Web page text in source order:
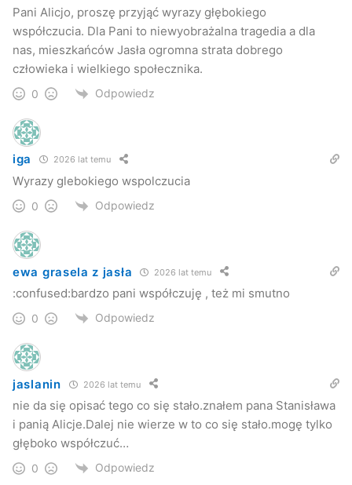
Pani Alicjo, proszę przyjąć wyrazy głębokiego
współczucia. Dla Pani to niewyobrażalna tragedia a dla
nas, mieszkańców Jasła ogromna strata dobrego
człowieka i wielkiego społecznika.
0 Odpowiedz
iga 2026 lat temu
Wyrazy glebokiego wspolczucia
0 Odpowiedz
ewa grasela z jasła 2026 lat temu
:confused:bardzo pani współczuję , też mi smutno
0 Odpowiedz
jaslanin 2026 lat temu
nie da się opisać tego co się stało.znałem pana Stanisława
i panią Alicje.Dalej nie wierze w to co się stało.mogę tylko
głęboko współczuć…
0 Odpowiedz